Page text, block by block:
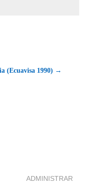
(Ecuavisa 1990) →
ADMINISTRAR